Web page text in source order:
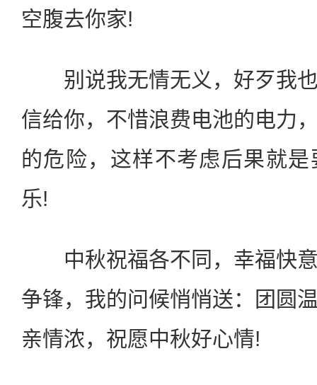
空腹去你家!
别说我无情无义，好歹我也
信给你，不惜浪费电池的电力
的危险，这样不考虑后果就
乐!
中秋祝福各不同，幸福快意
争锋，我的问候悄悄送：团圆
亲情浓，祝愿中秋好心情!